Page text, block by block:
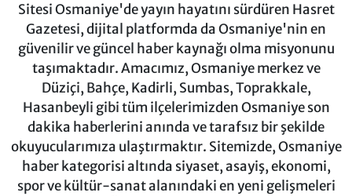
Sitesi Osmaniye'de yayın hayatını sürdüren Hasret
Gazetesi, dijital platformda da Osmaniye'nin en
güvenilir ve güncel haber kaynağı olma misyonunu
taşımaktadır. Amacımız, Osmaniye merkez ve
Düziçi, Bahçe, Kadirli, Sumbas, Toprakkale,
Hasanbeyli gibi tüm ilçelerimizden Osmaniye son
dakika haberlerini anında ve tarafsız bir şekilde
okuyucularımıza ulaştırmaktır. Sitemizde, Osmaniye
haber kategorisi altında siyaset, asayiş, ekonomi,
spor ve kültür-sanat alanındaki en yeni gelişmeleri